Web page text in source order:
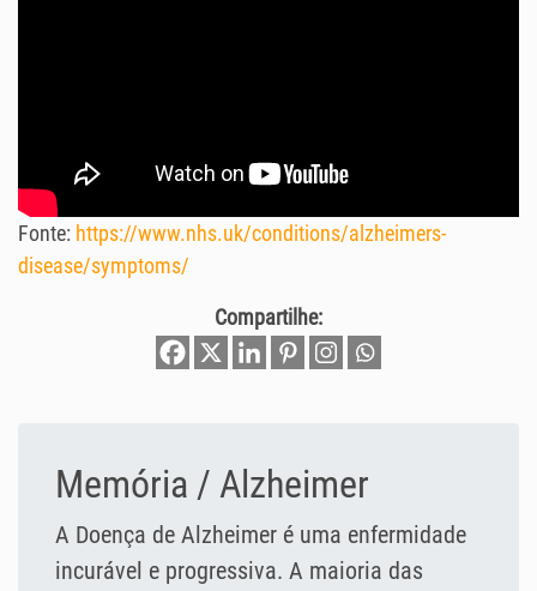
Fonte: https://www.nhs.uk/conditions/alzheimers-
disease/symptoms/
Compartilhe:
Memória / Alzheimer
A Doença de Alzheimer é uma enfermidade
incurável e progressiva. A maioria das